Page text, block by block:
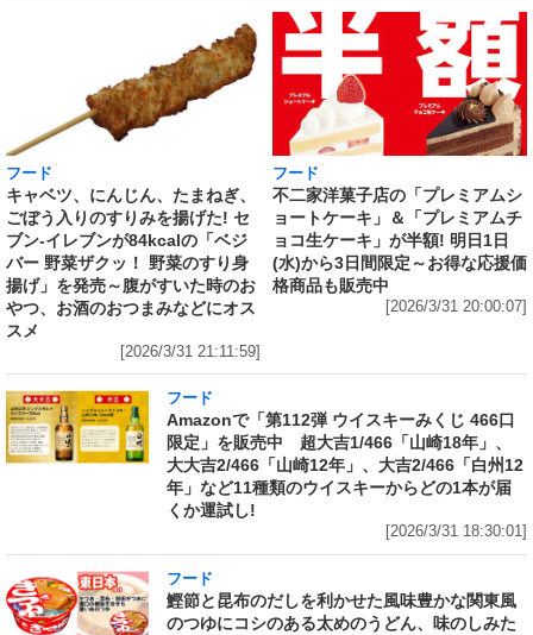
フード
キャベツ、にんじん、たまねぎ、
ごぼう入りのすりみを揚げた! セ
ブン‐イレブンが84kcalの「ベジ
バー 野菜ザクッ！ 野菜のすり身
揚げ」を発売～腹がすいた時のお
やつ、お酒のおつまみなどにオス
スメ
[2026/3/31 21:11:59]
フード
不二家洋菓子店の「プレミアムシ
ョートケーキ」＆「プレミアムチ
ョコ生ケーキ」が半額! 明日1日
(水)から3日間限定～お得な応援価
格商品も販売中
[2026/3/31 20:00:07]
フード
Amazonで「第112弾 ウイスキーみくじ 466口
限定」を販売中 超大吉1/466「山崎18年」、
大大吉2/466「山崎12年」、大吉2/466「白州12
年」など11種類のウイスキーからどの1本が届
くか運試し!
[2026/3/31 18:30:01]
フード
鰹節と昆布のだしを利かせた風味豊かな関東風
のつゆにコシのある太めのうどん、味のしみた